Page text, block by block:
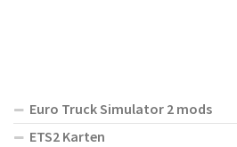
Euro Truck Simulator 2 mods
ETS2 Karten